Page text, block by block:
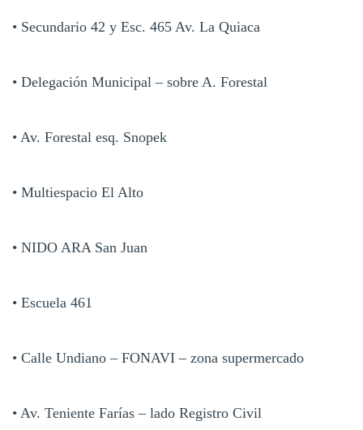
• Secundario 42 y Esc. 465 Av. La Quiaca
• Delegación Municipal – sobre A. Forestal
• Av. Forestal esq. Snopek
• Multiespacio El Alto
• NIDO ARA San Juan
• Escuela 461
• Calle Undiano – FONAVI – zona supermercado
• Av. Teniente Farías – lado Registro Civil